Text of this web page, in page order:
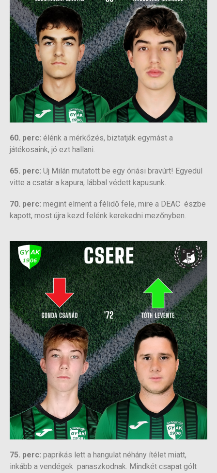
60. perc: élénk a mérkőzés, biztatják egymást a
játékosaink, jó ezt hallani.
65. perc: Uj Milán mutatott be egy óriási bravúrt! Egyedül
vitte a csatár a kapura, lábbal védett kapusunk.
70. perc: megint elment a félidő fele, mire a DEAC észbe
kapott, most újra kezd felénk kerekedni mezőnyben.
75. perc: paprikás lett a hangulat néhány ítélet miatt,
inkább a vendégek panaszkodnak. Mindkét csapat gólt